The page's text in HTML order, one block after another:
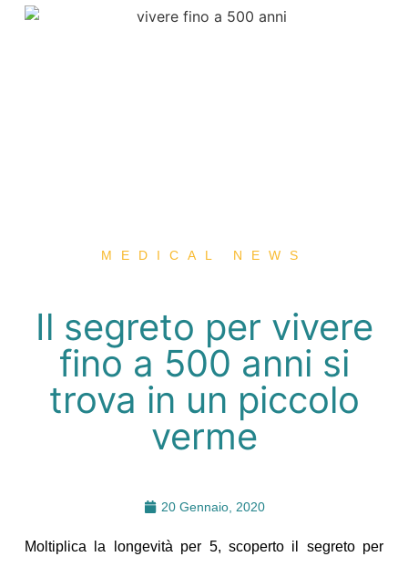
MEDICAL NEWS
Il segreto per vivere
fino a 500 anni si
trova in un piccolo
verme
20 Gennaio, 2020
Moltiplica la longevità per 5, scoperto il segreto per